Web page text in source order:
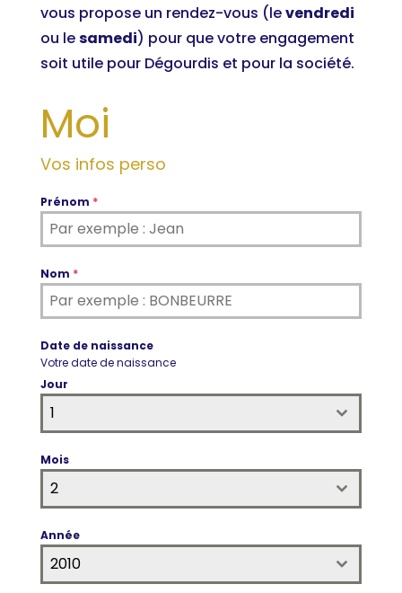
vous propose un rendez-vous (levendredi
ou lesamedi) pour que votre engagement
soit utile pour Dégourdis et pour la société.
Moi
Vos infos perso
Prénom *
Nom *
Date de naissance
Votre date de naissance
Jour
1
Mois
2
Année
2010